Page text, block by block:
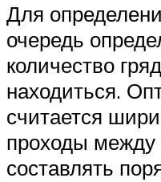
Для
очередь
количество
находиться.
считается
проходы
составлять